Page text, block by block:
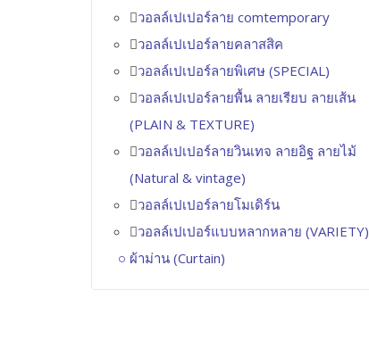
วอลล์เปเปอร์ลาย comtemporary
วอลล์เปเปอร์ลายคลาสสิค
วอลล์เปเปอร์ลายพิเศษ (SPECIAL)
วอลล์เปเปอร์ลายพื้น ลายเรียบ ลายเส้น
(PLAIN & TEXTURE)
วอลล์เปเปอร์ลายวินเทจ ลายอิฐ ลายไม้
(Natural & vintage)
วอลล์เปเปอร์ลายโมเดิร์น
วอลล์เปเปอร์แบบหลากหลาย (VARIETY)
ผ้าม่าน (Curtain)